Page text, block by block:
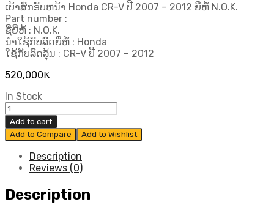
ເບ້າສົກອັບຫນ້າ Honda CR-V ປີ 2007 – 2012 ຍີ່ຫໍ້ N.O.K.
Part number :
ຊື່ຍີ່ຫໍ້ : N.O.K.
ນຳໃຊ້ກັບລົດຍີ່ຫໍ້ : Honda
ໃຊ້ກັບລົດລຸ້ນ : CR-V ປີ 2007 – 2012
520,000₭
In Stock
ເບ້າ
ສົກ
ອັບ
ຫ
Honda
V
ປີ
Add to cart
Add to Compare
Add to Wishlist
Description
Reviews (0)
Description